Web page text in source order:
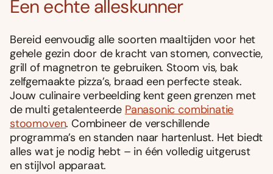
Een echte alleskunner
Bereid eenvoudig alle soorten maaltijden voor het
gehele gezin door de kracht van stomen, convectie,
grill of magnetron te gebruiken. Stoom vis, bak
zelfgemaakte pizza’s, braad een perfecte steak.
Jouw culinaire verbeelding kent geen grenzen met
de multi getalenteerde Panasonic combinatie
stoomoven. Combineer de verschillende
programma’s en standen naar hartenlust. Het biedt
alles wat je nodig hebt – in één volledig uitgerust
en stijlvol apparaat.